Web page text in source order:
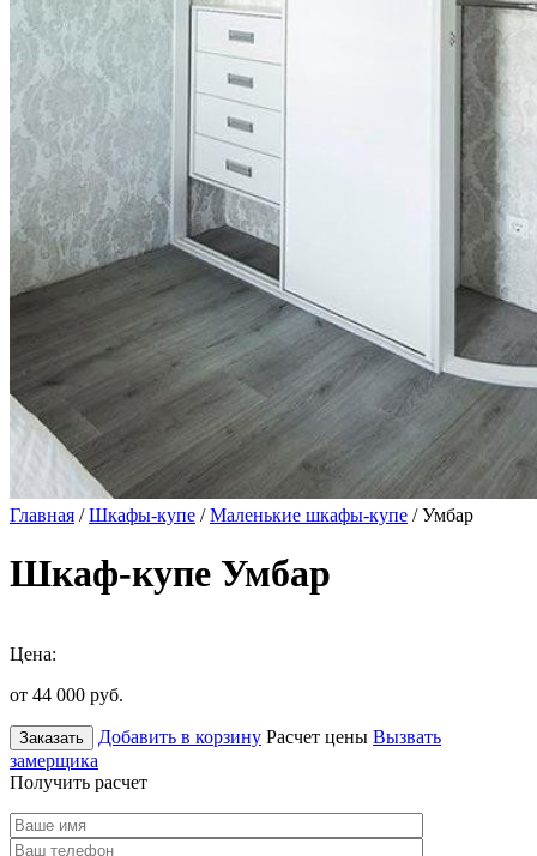
Главная /Шкафы-купе /Маленькие шкафы-купе / Умбар
Шкаф-купе Умбар
Цена:
от 44 000 руб.
Заказать Добавить в корзину Расчет цены Вызвать
замерщика
Получить расчет